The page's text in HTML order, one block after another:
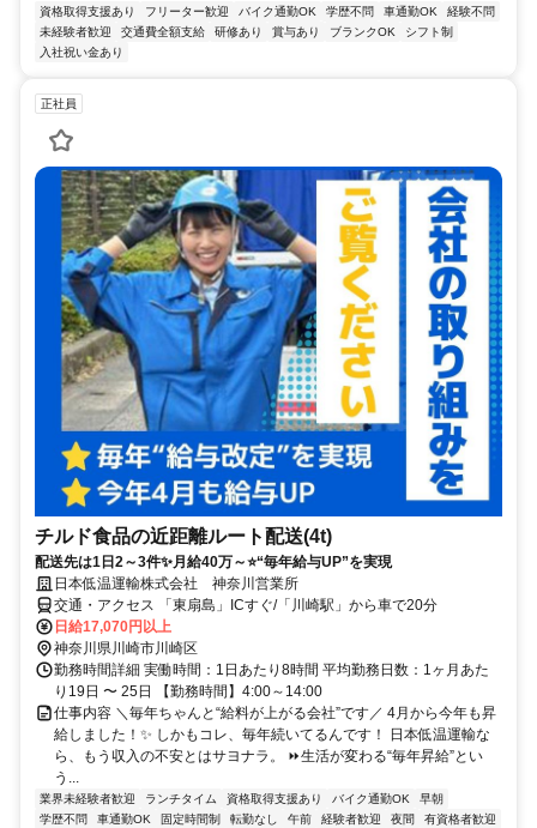
資格取得支援あり フリーター歓迎 バイク通勤OK 学歴不問 車通勤OK
経験不問
未経験者歓迎
交通費全額支給 研修あり 賞与あり ブランクOK
シフト制
入社祝い金あり
正社員
チルド食品の近距離ルート配送(4t)
配送先は1日2～3件✨月給40万～⭐“毎年給与UP”を実現
日本低温運輸株式会社 神奈川営業所
交通・アクセス 「東扇島」ICすぐ/「川崎駅」から車で20分
日給17,070円以上
神奈川県川崎市川崎区
勤務時間詳細 実働時間：1日あたり8時間 平均勤務日数：1ヶ月あた
り19日 〜 25日 【勤務時間】4:00～14:00
仕事内容 ＼毎年ちゃんと“給料が上がる会社”です／ 4月から今年も昇
給しました！✨ しかもコレ、毎年続いてるんです！ 日本低温運輸な
ら、もう収入の不安とはサヨナラ。 ⏩生活が変わる“毎年昇給”とい
う...
業界未経験者歓迎 ランチタイム 資格取得支援あり バイク通勤OK
早朝
学歴不問
車通勤OK 固定時間制 転勤なし 午前 経験者歓迎 夜間
有資格者歓迎